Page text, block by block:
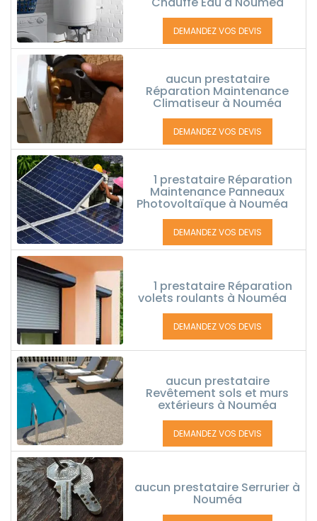
DEMANDEZ VOS DEVIS
aucun prestataire
Réparation Maintenance
Climatiseur à Nouméa
DEMANDEZ VOS DEVIS
1 prestataire Réparation
Maintenance Panneaux
Photovoltaïque à Nouméa
DEMANDEZ VOS DEVIS
1 prestataire Réparation
volets roulants à Nouméa
DEMANDEZ VOS DEVIS
aucun prestataire
Revêtement sols et murs
extérieurs à Nouméa
DEMANDEZ VOS DEVIS
aucun prestataire Serrurier à
Nouméa